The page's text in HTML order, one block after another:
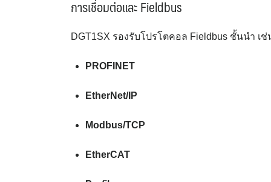
การเชื่อมต่อและ Fieldbus
DGT1SX รองรับโปรโตคอล Fieldbus ชั้นนำ เช่
PROFINET
EtherNet/IP
Modbus/TCP
EtherCAT